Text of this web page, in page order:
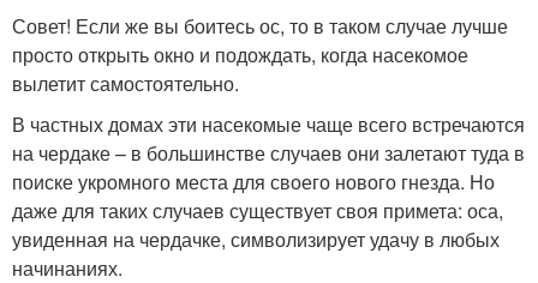
Совет! Если же вы боитесь ос, то в таком случае лучше
просто открыть окно и подождать, когда насекомое
вылетит самостоятельно.
В частных домах эти насекомые чаще всего встречаются
на чердаке – в большинстве случаев они залетают туда в
поиске укромного места для своего нового гнезда. Но
даже для таких случаев существует своя примета: оса,
увиденная на чердачке, символизирует удачу в любых
начинаниях.